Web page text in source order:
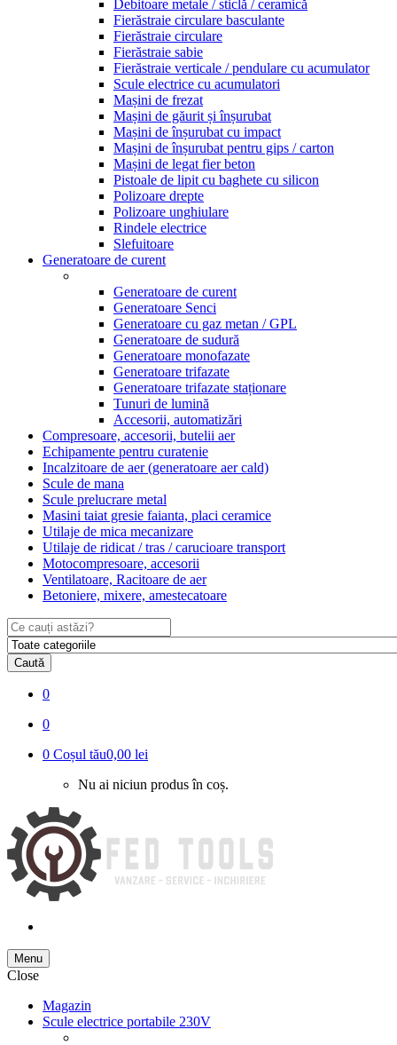
Debitoare metale / sticlă / ceramică
Fierăstraie circulare basculante
Fierăstraie circulare
Fierăstraie sabie
Fierăstraie verticale / pendulare cu acumulator
Scule electrice cu acumulatori
Mașini de frezat
Mașini de găurit și înșurubat
Mașini de înșurubat cu impact
Mașini de înșurubat pentru gips / carton
Mașini de legat fier beton
Pistoale de lipit cu baghete cu silicon
Polizoare drepte
Polizoare unghiulare
Rindele electrice
Slefuitoare
Generatoare de curent
Generatoare de curent
Generatoare Senci
Generatoare cu gaz metan / GPL
Generatoare de sudură
Generatoare monofazate
Generatoare trifazate
Generatoare trifazate staționare
Tunuri de lumină
Accesorii, automatizări
Compresoare, accesorii, butelii aer
Echipamente pentru curatenie
Incalzitoare de aer (generatoare aer cald)
Scule de mana
Scule prelucrare metal
Masini taiat gresie faianta, placi ceramice
Utilaje de mica mecanizare
Utilaje de ridicat / tras / carucioare transport
Motocompresoare, accesorii
Ventilatoare, Racitoare de aer
Betoniere, mixere, amestecatoare
Search
for:
Caută
0
0
0 Coșul tău0,00 lei
Nu ai niciun produs în coș.
Menu
Close
Magazin
Scule electrice portabile 230V